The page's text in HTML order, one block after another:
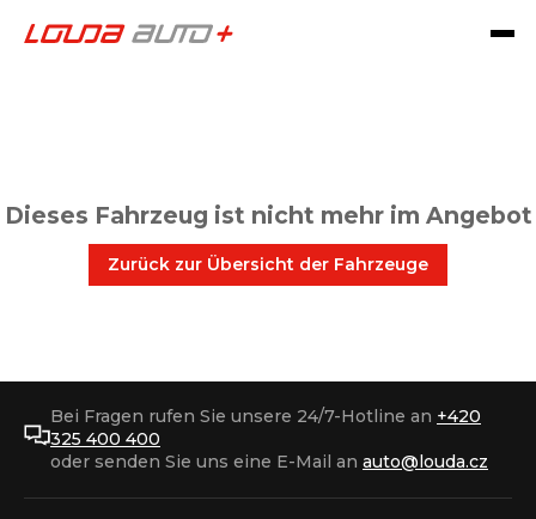
Dieses Fahrzeug ist nicht mehr im Angebot
Zurück zur Übersicht der Fahrzeuge
Bei Fragen rufen Sie unsere 24/7-Hotline an +420
325 400 400
oder senden Sie uns eine E-Mail an auto@louda.cz